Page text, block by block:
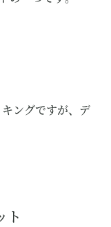
ングですが、デ
ト